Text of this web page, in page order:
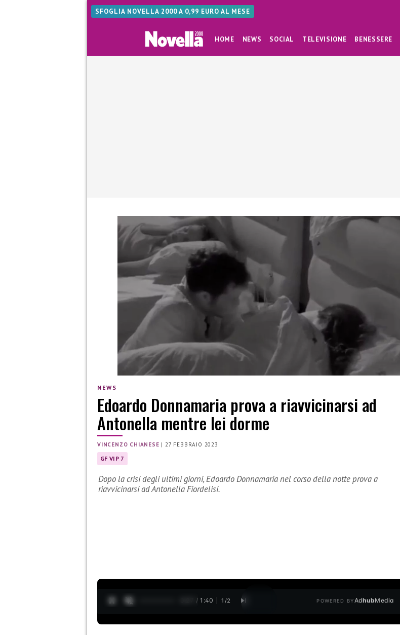
SFOGLIA NOVELLA 2000 A 0,99 EURO AL MESE
HOME NEWS SOCIAL TELEVISIONE BENESSERE
NEWS
Edoardo Donnamaria prova a riavvicinarsi ad
Antonella mentre lei dorme
VINCENZO CHIANESE |27 FEBBRAIO 2023
GF VIP 7
Dopo la crisi degli ultimi giorni, Edoardo Donnamaria nel corso della notte prova a
riavvicinarsi ad Antonella Fiordelisi.
0:28 / 1:40 1 /2 POWERED BYAdhubMedia